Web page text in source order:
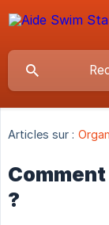
Articles sur :
?